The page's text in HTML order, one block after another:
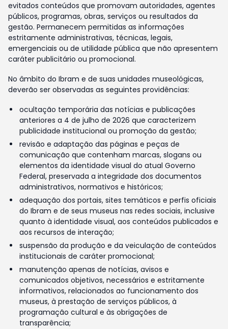
evitados conteúdos que promovam autoridades, agentes
públicos, programas, obras, serviços ou resultados da
gestão. Permanecem permitidas as informações
estritamente administrativas, técnicas, legais,
emergenciais ou de utilidade pública que não apresentem
caráter publicitário ou promocional.
No âmbito do Ibram e de suas unidades museológicas,
deverão ser observadas as seguintes providências:
ocultação temporária das notícias e publicações
anteriores a 4 de julho de 2026 que caracterizem
publicidade institucional ou promoção da gestão;
revisão e adaptação das páginas e peças de
comunicação que contenham marcas, slogans ou
elementos da identidade visual do atual Governo
Federal, preservada a integridade dos documentos
administrativos, normativos e históricos;
adequação dos portais, sites temáticos e perfis oficiais
do Ibram e de seus museus nas redes sociais, inclusive
quanto à identidade visual, aos conteúdos publicados e
aos recursos de interação;
suspensão da produção e da veiculação de conteúdos
institucionais de caráter promocional;
manutenção apenas de notícias, avisos e
comunicados objetivos, necessários e estritamente
informativos, relacionados ao funcionamento dos
museus, à prestação de serviços públicos, à
programação cultural e às obrigações de
transparência;